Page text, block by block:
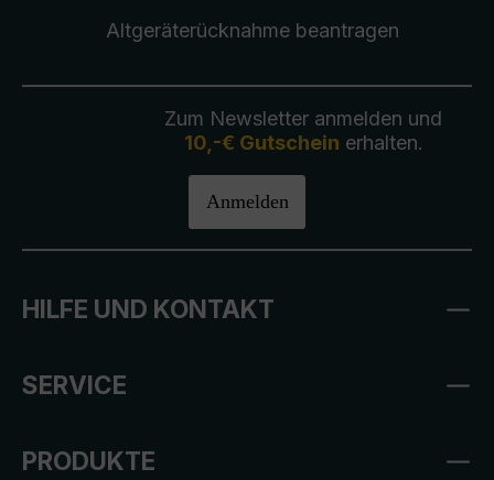
Altgeräterücknahmebeantragen
Zum Newsletter anmelden und
10,-€ Gutschein erhalten.
Anmelden
HILFE UND KONTAKT
SERVICE
PRODUKTE